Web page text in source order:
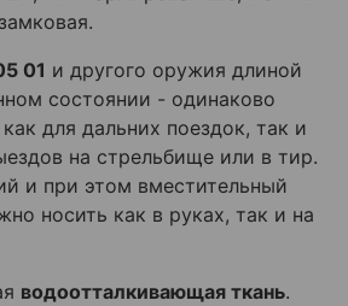
01 и другого оружия длиной
состоянии - одинаково
для дальних поездок, так и
на стрельбище или в тир.
и при этом вместительный
носить как в руках, так и на
водоотталкивающая ткань.